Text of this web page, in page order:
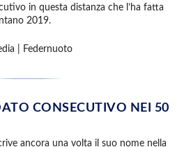
in questa distanza che l’ha fatta
2019.
| Federnuoto
CONSECUTIVO NEI 50
ancora una volta il suo nome nella